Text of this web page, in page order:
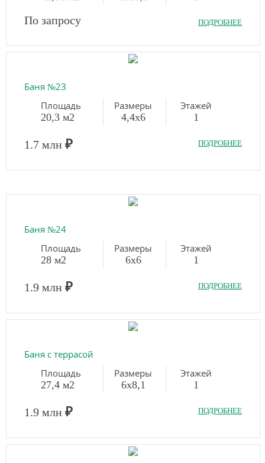
По запросу ПОДРОБНЕЕ
Баня №23
Площадь
20,3 м2
Размеры
4,4х6
Этажей
1
1.7 млн ₽ ПОДРОБНЕЕ
Баня №24
Площадь
28 м2
Размеры
6х6
Этажей
1
1.9 млн ₽ ПОДРОБНЕЕ
Баня с террасой
Площадь
27,4 м2
Размеры
6х8,1
Этажей
1
1.9 млн ₽ ПОДРОБНЕЕ